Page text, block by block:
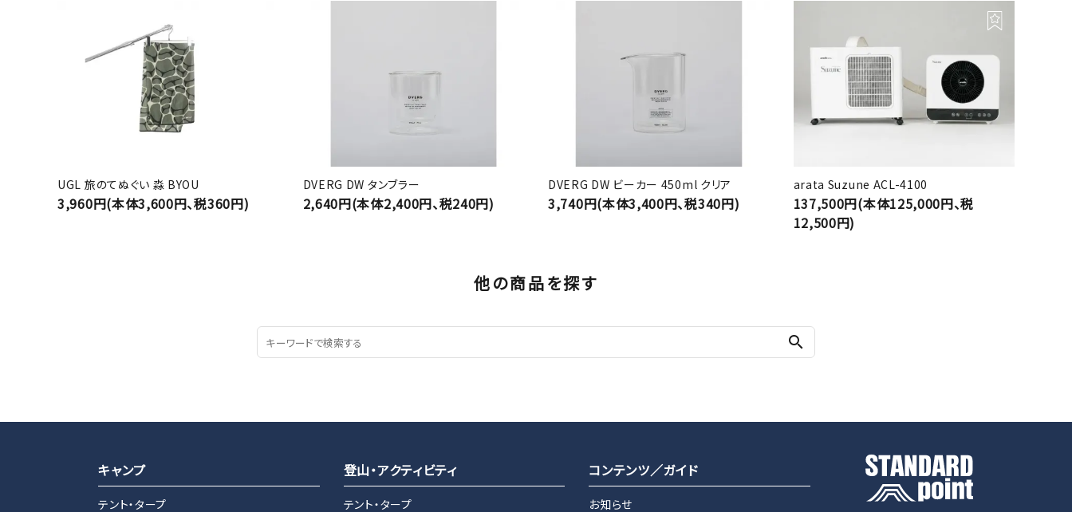
UGL 旅のてぬぐい 淼 BYOU
3,960円(本体3,600円、税360円)
DVERG DW タンブラー
2,640円(本体2,400円、税240円)
DVERG DW ビーカー 450ml クリア
3,740円(本体3,400円、税340円)
arata Suzune ACL-4100
137,500円(本体125,000円、税
12,500円)
他の商品を探す
search
キャンプ
テント・タープ
登山・アクティビティ
テント・タープ
コンテンツ／ガイド
お知らせ